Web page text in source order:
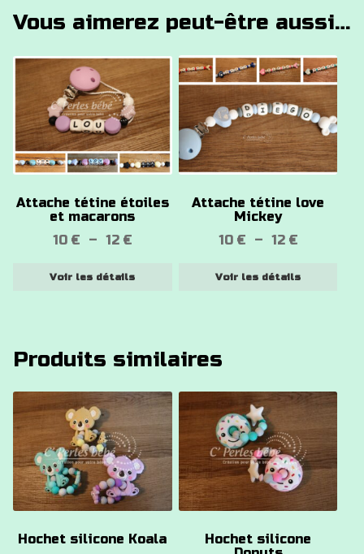
Vous aimerez peut-être aussi…
Attache tétine étoiles
et macarons
10 € – 12 €Plage
prix :
Voir les détails
Ce
plusieurs
variations.
Les
peuvent
choisies
produit
Attache tétine love
Mickey
10 € – 12 €Plage
prix :
Voir les détails
Ce
produit
a
plusieurs
variations.
Les
peuvent
choisies
produit
Produits similaires
Hochet silicone Koala
produit
plusieurs
variations.
Les
peuvent
Hochet silicone
Ce
produit
plusieurs
variations.
Les
peuvent